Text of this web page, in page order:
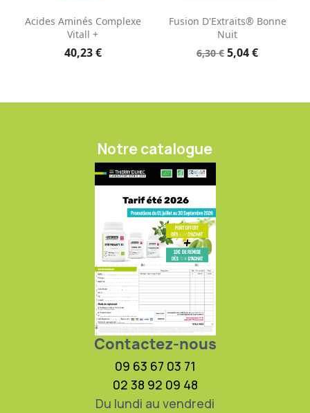
Acides Aminés Complexe
Vitall +
40,23 €
Fusion D'Extraits® Bonne
Nuit
6,30 € 5,04 €
Notre catalogue
Contactez-nous
09 63 67 03 71
02 38 92 09 48
Du lundi au vendredi